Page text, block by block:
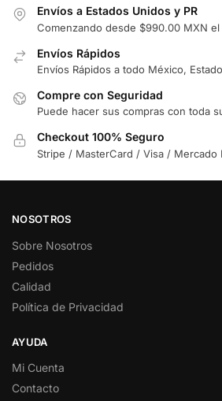
Envíos a Estados Unidos y PR
Comenzando desde $990.00 MXN
Envíos Rápidos
Envíos Rápidos a todo México,
Compre con Seguridad
Puede hacer sus compras con toda
Checkout 100% Seguro
Stripe / MasterCard / Visa / Mercado
NOSOTROS
Sobre Nosotros
Pedidos
Calidad
Política de Privacidad
AYUDA
Mi Cuenta
Contacto